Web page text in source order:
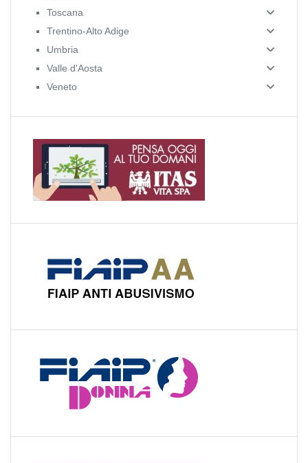
Toscana
Trentino-Alto Adige
Umbria
Valle d'Aosta
Veneto